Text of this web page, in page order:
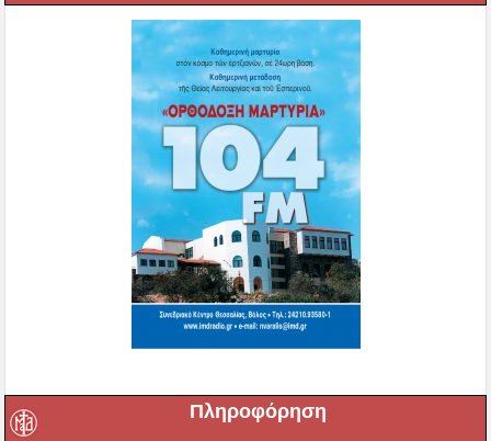
Πληροφόρηση